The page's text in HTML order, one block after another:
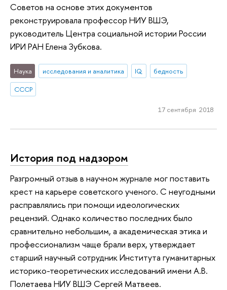
Советов на основе этих документов
реконструировала профессор НИУ ВШЭ,
руководитель Центра социальной истории России
ИРИ РАН Елена Зубкова.
Наука исследования и аналитика IQ
бедность
СССР
17 сентября 2018
История под надзором
Разгромный отзыв в научном журнале мог поставить
крест на карьере советского ученого. С неугодными
расправлялись при помощи идеологических
рецензий. Однако количество последних было
сравнительно небольшим, а академическая этика и
профессионализм чаще брали верх, утверждает
старший научный сотрудник Института гуманитарных
историко-теоретических исследований имени А.В.
Полетаева НИУ ВШЭ Сергей Матвеев.